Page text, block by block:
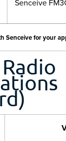
Senceive for your
Senceive